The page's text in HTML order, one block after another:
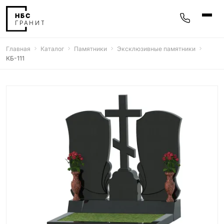
Гравировка
77 моделей
Фотокерамика
Надгробные плиты
Благоустройство
42 модели
Главная Каталог Памятники
Эксклюзивные памятники
КБ-111